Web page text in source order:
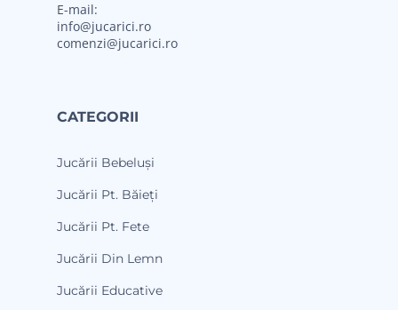
E-mail:
info@jucarici.ro
comenzi@jucarici.ro
CATEGORII
Jucării Bebeluși
Jucării Pt. Băieți
Jucării Pt. Fete
Jucării Din Lemn
Jucării Educative